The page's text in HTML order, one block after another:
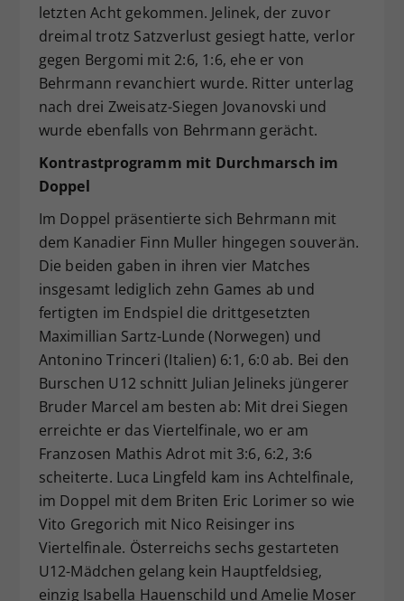
letzten Acht gekommen. Jelinek, der zuvor
dreimal trotz Satzverlust gesiegt hatte, verlor
gegen Bergomi mit 2:6, 1:6, ehe er von
Behrmann revanchiert wurde. Ritter unterlag
nach drei Zweisatz-Siegen Jovanovski und
wurde ebenfalls von Behrmann gerächt.
Kontrastprogramm mit Durchmarsch im
Doppel
Im Doppel präsentierte sich Behrmann mit
dem Kanadier Finn Muller hingegen souverän.
Die beiden gaben in ihren vier Matches
insgesamt lediglich zehn Games ab und
fertigten im Endspiel die drittgesetzten
Maximillian Sartz-Lunde (Norwegen) und
Antonino Trinceri (Italien) 6:1, 6:0 ab. Bei den
Burschen U12 schnitt Julian Jelineks jüngerer
Bruder Marcel am besten ab: Mit drei Siegen
erreichte er das Viertelfinale, wo er am
Franzosen Mathis Adrot mit 3:6, 6:2, 3:6
scheiterte. Luca Lingfeld kam ins Achtelfinale,
im Doppel mit dem Briten Eric Lorimer so wie
Vito Gregorich mit Nico Reisinger ins
Viertelfinale. Österreichs sechs gestarteten
U12-Mädchen gelang kein Hauptfeldsieg,
einzig Isabella Hauenschild und Amelie Moser